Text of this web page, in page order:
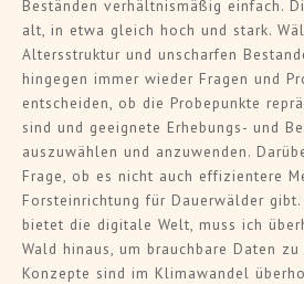
Beständen verhältnismäßig einfach.
alt, in etwa gleich hoch und stark.
Altersstruktur und unscharfen
hingegen immer wieder Fragen und
entscheiden, ob die Probepunkte
sind und geeignete Erhebungs- und
auszuwählen und anzuwenden.
Frage, ob es nicht auch effizientere
Forsteinrichtung für Dauerwälder
bietet die digitale Welt, muss ich
Wald hinaus, um brauchbare Daten
Konzepte sind im Klimawandel